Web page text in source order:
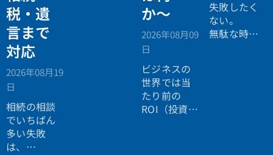
税・遺
言まで
対応
2026年08月19
日
相続の相談
でいちばん
多い失敗
は、
か〜
2026年08月09
日
ビジネスの
世界では当
たり前の
ROI（投資対
失敗したく
ない。
無駄な時間